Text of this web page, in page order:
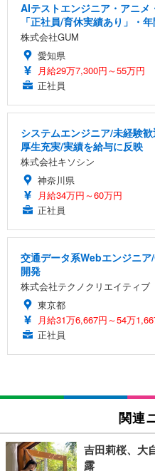
AIテストエンジニア・アニ
「正社員/育休実績あり」・
株式会社GUM
愛知県
月給29万7,300円～55万円
正社員
システムエンジニア/未経験
厚生充実/実績を給与に反映
株式会社キソシン
神奈川県
月給34万円～60万円
正社員
交通データ系Webエンジニ
開発
株式会社テクノクリエイティブ
東京都
月給31万6,667円～54万
正社員
関連
吉田莉桜、大
露